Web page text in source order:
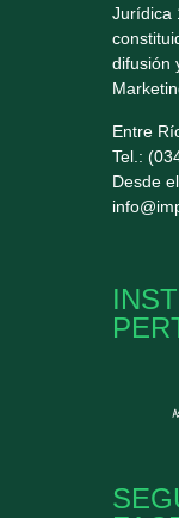
Jurídica
difusión
Entre
Tel.:
Desde